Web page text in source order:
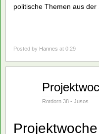
politische Themen aus der
Posted by Hannes at 0:29
Rotdorn 38 - Jusos
Projektwoche